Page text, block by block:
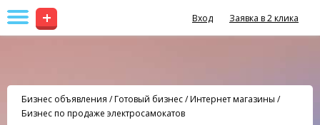
+ Вход Заявка в 2 клика
Бизнес объявления /Готовый бизнес/Интернет магазины /
Бизнес по продаже электросамокатов